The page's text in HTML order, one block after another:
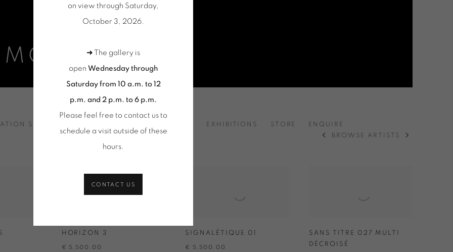
SHOTS EXHIBITIONS STORE
ENQUIRE
BROWSE ARTISTS
HORIZON 3
€ 5,500.00
SIGNALÉTIQUE 01
€ 5,500.00
SANS TITRE 027 MULTI
DÉCROISÉ
on view through Saturday,
October 3, 2026.
➜ The gallery is
open Wednesday through
Saturday from 10 a.m. to 12
p.m. and 2 p.m. to 6 p.m.
Please feel free to contact us to
schedule a visit outside of these
hours.
CONTACT US